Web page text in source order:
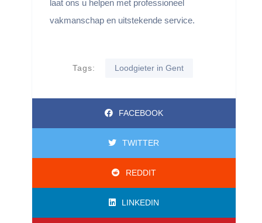
laat ons u helpen met professioneel
vakmanschap en uitstekende service.
Tags: Loodgieter in Gent
FACEBOOK
TWITTER
REDDIT
LINKEDIN